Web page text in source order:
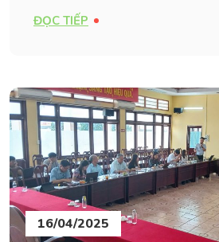
ĐỌC TIẾP
16/04/2025